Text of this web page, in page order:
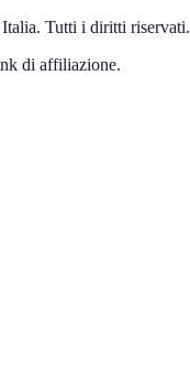
. Tutti i diritti riservati.
di affiliazione.